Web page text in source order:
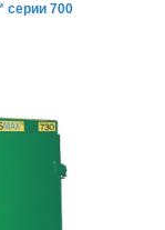
700